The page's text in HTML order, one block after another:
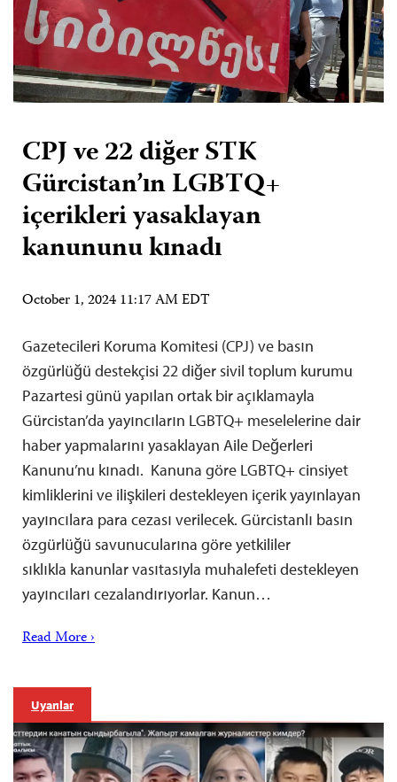
CPJ ve 22 diğer STK
Gürcistan’ın LGBTQ+
içerikleri yasaklayan
kanununu kınadı
October 1, 2024 11:17 AM EDT
Gazetecileri Koruma Komitesi (CPJ) ve basın
özgürlüğü destekçisi 22 diğer sivil toplum kurumu
Pazartesi günü yapılan ortak bir açıklamayla
Gürcistan’da yayıncıların LGBTQ+ meselelerine dair
haber yapmalarını yasaklayan Aile Değerleri
Kanunu’nu kınadı. Kanuna göre LGBTQ+ cinsiyet
kimliklerini ve ilişkileri destekleyen içerik yayınlayan
yayıncılara para cezası verilecek. Gürcistanlı basın
özgürlüğü savunucularına göre yetkililer
sıklıkla kanunlar vasıtasıyla muhalefeti destekleyen
yayıncıları cezalandırıyorlar. Kanun…
Read More ›
Uyarılar